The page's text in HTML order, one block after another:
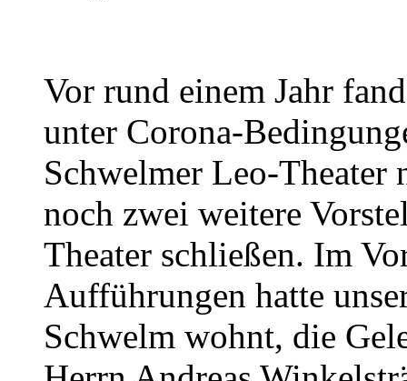
Vor rund einem Jahr
unter Corona-
Schwelmer Leo-Theater
noch zwei weitere
Theater schließen. Im
Aufführungen hatte
Schwelm wohnt, die